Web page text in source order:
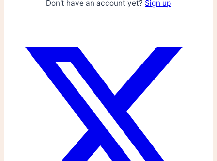
Don't have an account yet? Sign up